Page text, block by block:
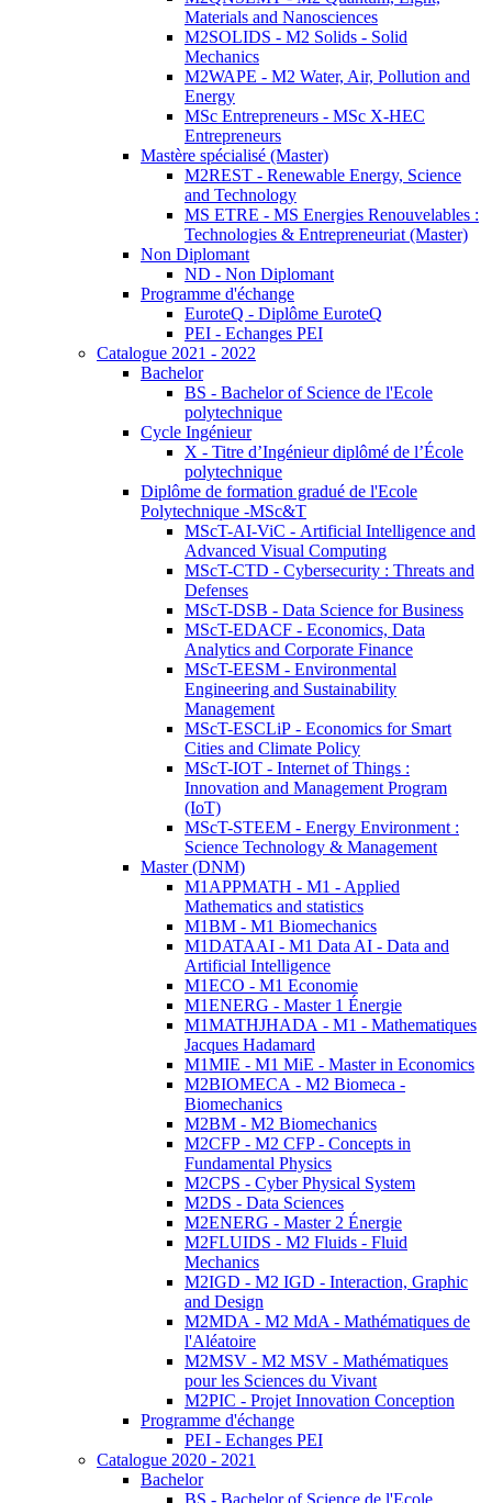
Materials and Nanosciences
M2SOLIDS - M2 Solids - Solid
Mechanics
M2WAPE - M2 Water, Air, Pollution and
Energy
MSc Entrepreneurs - MSc X-HEC
Entrepreneurs
Mastère spécialisé (Master)
M2REST - Renewable Energy, Science
and Technology
MS ETRE - MS Energies Renouvelables :
Technologies & Entrepreneuriat (Master)
Non Diplomant
ND - Non Diplomant
Programme d'échange
EuroteQ - Diplôme EuroteQ
PEI - Echanges PEI
Catalogue 2021 - 2022
Bachelor
BS - Bachelor of Science de l'Ecole
polytechnique
Cycle Ingénieur
X - Titre d’Ingénieur diplômé de l’École
polytechnique
Diplôme de formation gradué de l'Ecole
Polytechnique -MSc&T
MScT-AI-ViC - Artificial Intelligence and
Advanced Visual Computing
MScT-CTD - Cybersecurity : Threats and
Defenses
MScT-DSB - Data Science for Business
MScT-EDACF - Economics, Data
Analytics and Corporate Finance
MScT-EESM - Environmental
Engineering and Sustainability
Management
MScT-ESCLiP - Economics for Smart
Cities and Climate Policy
MScT-IOT - Internet of Things :
Innovation and Management Program
(IoT)
MScT-STEEM - Energy Environment :
Science Technology & Management
Master (DNM)
M1APPMATH - M1 - Applied
Mathematics and statistics
M1BM - M1 Biomechanics
M1DATAAI - M1 Data AI - Data and
Artificial Intelligence
M1ECO - M1 Economie
M1ENERG - Master 1 Énergie
M1MATHJHADA - M1 - Mathematiques
Jacques Hadamard
M1MIE - M1 MiE - Master in Economics
M2BIOMECA - M2 Biomeca -
Biomechanics
M2BM - M2 Biomechanics
M2CFP - M2 CFP - Concepts in
Fundamental Physics
M2CPS - Cyber Physical System
M2DS - Data Sciences
M2ENERG - Master 2 Énergie
M2FLUIDS - M2 Fluids - Fluid
Mechanics
M2IGD - M2 IGD - Interaction, Graphic
and Design
M2MDA - M2 MdA - Mathématiques de
l'Aléatoire
M2MSV - M2 MSV - Mathématiques
pour les Sciences du Vivant
M2PIC - Projet Innovation Conception
Programme d'échange
PEI - Echanges PEI
Catalogue 2020 - 2021
Bachelor
BS - Bachelor of Science de l'Ecole